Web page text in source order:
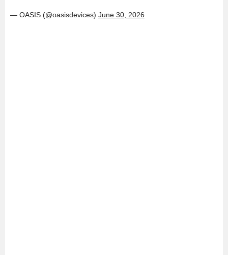
— OASIS (@oasisdevices) June 30, 2026